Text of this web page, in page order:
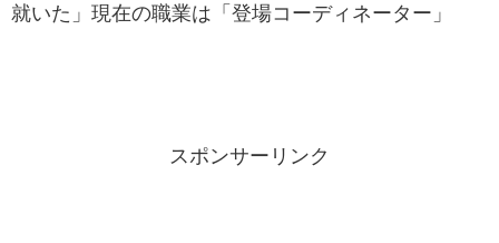
就いた」現在の職業は「登場コーディネーター」
スポンサーリンク